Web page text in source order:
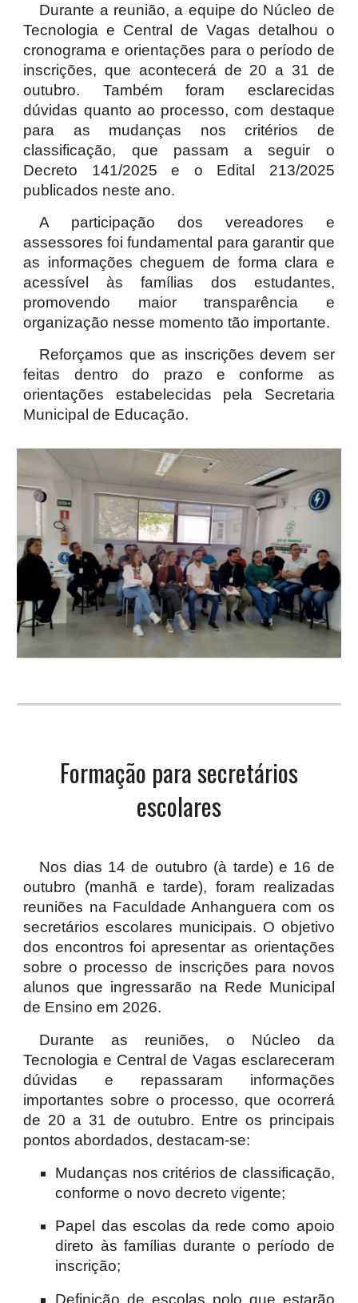
Durante a reunião, a equipe do Núcleo de
Tecnologia e Central de Vagas detalhou o
cronograma e orientações para o período de
inscrições, que acontecerá de 20 a 31 de
outubro. Também foram esclarecidas
dúvidas quanto ao processo, com destaque
para as mudanças nos critérios de
classificação, que passam a seguir o
Decreto 141/2025 e o Edital 213/2025
publicados neste ano.
A participação dos vereadores e
assessores foi fundamental para garantir que
as informações cheguem de forma clara e
acessível às famílias dos estudantes,
promovendo maior transparência e
organização nesse momento tão importante.
Reforçamos que as inscrições devem ser
feitas dentro do prazo e conforme as
orientações estabelecidas pela Secretaria
Municipal de Educação.
Formação para secretários
escolares
Nos dias 14 de outubro (à tarde) e 16 de
outubro (manhã e tarde), foram realizadas
reuniões na Faculdade Anhanguera com os
secretários escolares municipais. O objetivo
dos encontros foi apresentar as orientações
sobre o processo de inscrições para novos
alunos que ingressarão na Rede Municipal
de Ensino em 2026.
Durante as reuniões, o Núcleo da
Tecnologia e Central de Vagas esclareceram
dúvidas e repassaram informações
importantes sobre o processo, que ocorrerá
de 20 a 31 de outubro. Entre os principais
pontos abordados, destacam-se:
Mudanças nos critérios de classificação,
conforme o novo decreto vigente;
Papel das escolas da rede como apoio
direto às famílias durante o período de
inscrição;
Definição de escolas polo que estarão